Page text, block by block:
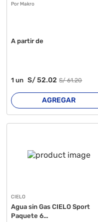
Por Makro
A partir de
1un S/52.02 S/61.20
AGREGAR
CIELO
Agua sin Gas CIELO Sport
Paquete 6...